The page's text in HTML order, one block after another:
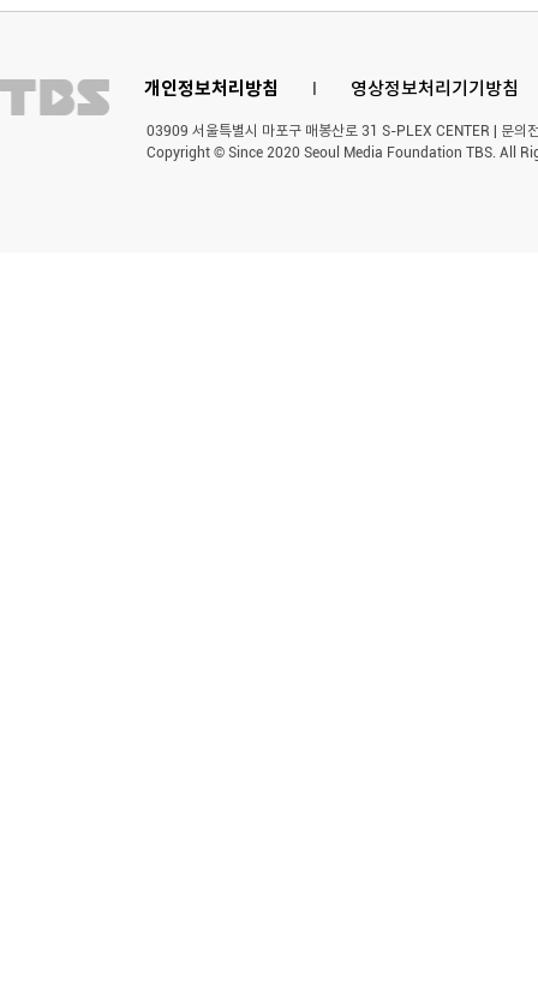
개인정보처리방침 l 영상정보처리기기방침
03909 서울특별시 마포구 매봉산로 31 S-PLEX CENTER | 문
Copyright © Since 2020 Seoul Media Foundation TBS. All